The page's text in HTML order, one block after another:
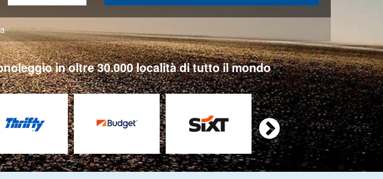
in oltre 30.000 località di tutto il mondo
